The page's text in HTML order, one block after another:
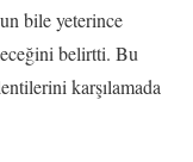
bile yeterince
belirtti. Bu
karşılamada